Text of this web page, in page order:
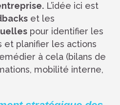
L’idée ici est
et les
pour identifier les
et planifier les actions
à cela (bilans de
mobilité interne,